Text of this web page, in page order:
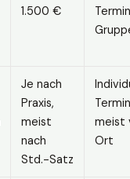
1.500 €
Je nach
Praxis,
meist
nach
Std.-Satz
meist
Ort